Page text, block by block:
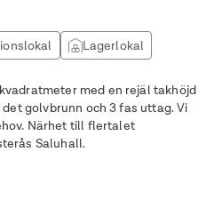
Lagerlokal
golvbrunn och 3 fas uttag. Vi
Saluhall.